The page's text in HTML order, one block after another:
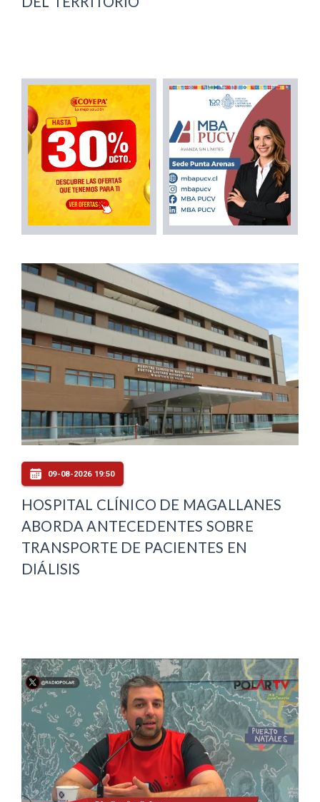
09-08-2026 19:50
HOSPITAL CLÍNICO DE MAGALLANES
ABORDA ANTECEDENTES SOBRE
TRANSPORTE DE PACIENTES EN
DIÁLISIS